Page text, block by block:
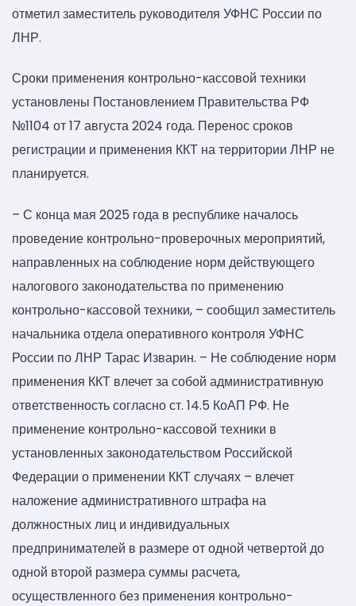
отметил заместитель руководителя УФНС России по
ЛНР.
Сроки применения контрольно-кассовой техники
установлены Постановлением Правительства РФ
№1104 от 17 августа 2024 года. Перенос сроков
регистрации и применения ККТ на территории ЛНР не
планируется.
– С конца мая 2025 года в республике началось
проведение контрольно-проверочных мероприятий,
направленных на соблюдение норм действующего
налогового законодательства по применению
контрольно-кассовой техники, – сообщил заместитель
начальника отдела оперативного контроля УФНС
России по ЛНР Тарас Изварин. – Не соблюдение норм
применения ККТ влечет за собой административную
ответственность согласно ст. 14.5 КоАП РФ. Не
применение контрольно-кассовой техники в
установленных законодательством Российской
Федерации о применении ККТ случаях – влечет
наложение административного штрафа на
должностных лиц и индивидуальных
предпринимателей в размере от одной четвертой до
одной второй размера суммы расчета,
осуществленного без применения контрольно-